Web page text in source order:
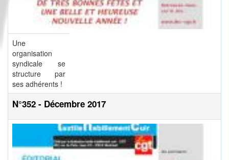
Une
organisation
syndicale se
structure par
ses adhérents !
N°352 - Décembre 2017